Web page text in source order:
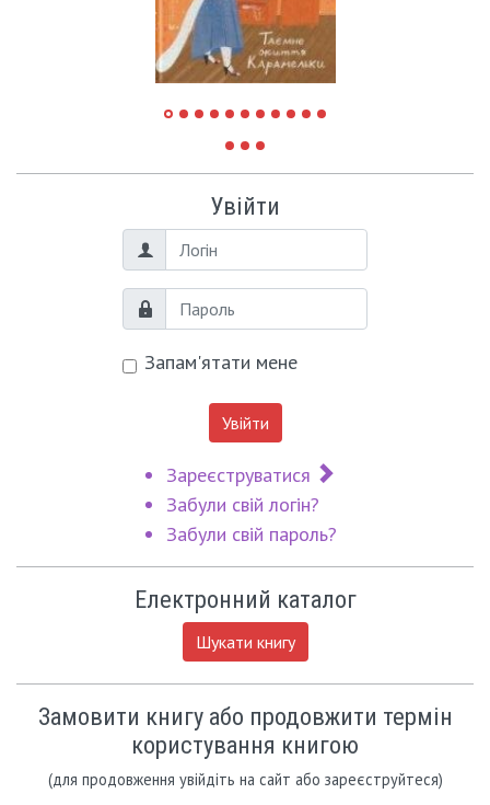
Увійти
Логін
Пароль
Запам'ятати мене
Увійти
Зареєструватися
Забули свій логін?
Забули свій пароль?
Електронний каталог
Шукати книгу
Замовити книгу або продовжити термін
користування книгою
(для продовження увійдіть на сайт або зареєструйтеся)